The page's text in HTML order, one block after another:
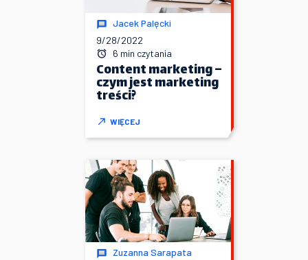
Jacek Palęcki
9/28/2022
6 min czytania
Content marketing –
czym jest marketing
treści?
WIĘCEJ
Zuzanna Sarapata